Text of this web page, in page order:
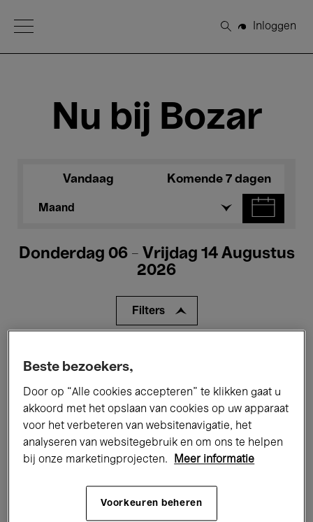
Open Menu
Zoeken
Inloggen
Nu bij Bozar
Vandaag Komende 7 dagen
Maand
Donderdag 06 - Vrijdag 14 Augustus
2026
Filters
Tentoonstellingen Films
Performances Lezingen & Debatten
Klassieke Muziek Global Music
Elektronische Muziek
Beste bezoekers,
Door op “Alle cookies accepteren” te klikken gaat u
akkoord met het opslaan van cookies op uw apparaat
voor het verbeteren van websitenavigatie, het
analyseren van websitegebruik en om ons te helpen
bij onze marketingprojecten.
Meer informatie
Voorkeuren beheren